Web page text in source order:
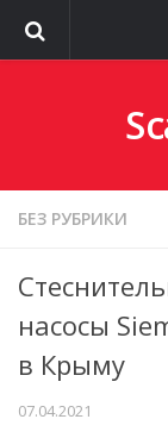
БЕЗ РУБРИКИ
насосы
в Крыму
07.04.2021